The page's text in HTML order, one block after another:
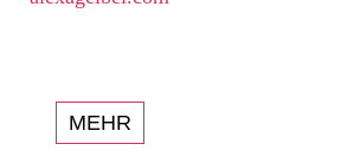
MEHR